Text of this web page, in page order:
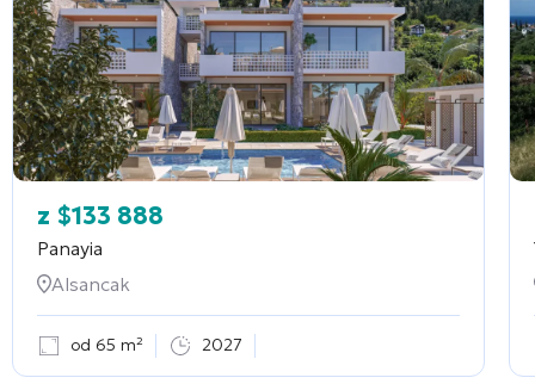
z $133 888
Panayia
Alsancak
od 65 m² 2027